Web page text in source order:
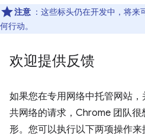
注意 ：这些标头仍在开发中，将
何行动。
欢迎提供反馈
如果您在专用网络中托管网站
共网络的请求，Chrome 团队
形。您可以执行以下两项操作来